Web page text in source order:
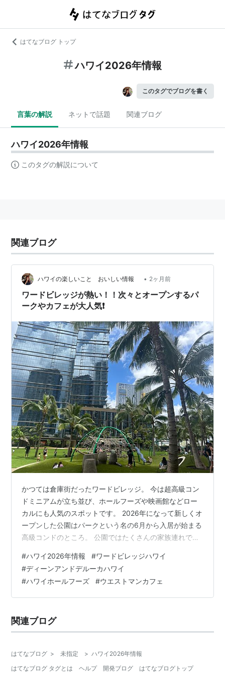
はてなブログ トップ
ハワイ2026年情報
このタグでブログを書く
言葉の解説 ネットで話題 関連ブログ
ハワイ2026年情報
このタグの解説について
関連ブログ
ハワイの楽しいこと おいしい情報 • 2ヶ月前
ワードビレッジが熱い！！次々とオープンするパ
ークやカフェが大人気❗️
かつては倉庫街だったワードビレッジ。 今は超高級コン
ドミニアムが立ち並び、ホールフーズや映画館などロー
カルにも人気のスポットです。 2026年になって新しくオ
ープンした公園はパークという名の6月から入居が始まる
高級コンドのところ。 公園ではたくさんの家族連れで遊
プルなどがたくさん！ そして、ついにウエストマンカフ
ェがオープンしました。（以前はワイキキ） 日曜日とあ
ってかなり賑わってました。週末はシャンパンなどを取
り入れたイベントをやっているみたいです。 DEAN &デ
された外観だったのが、やっと…
#ハワイ2026年情報 #ワードビレッジハワイ
#ディーンアンドデルーカハワイ
#ハワイホールフーズ #ウエストマンカフェ
関連ブログ
はてなブログ > 未指定 > ハワイ2026年情報
はてなブログ タグとは
ヘルプ 開発ブログ はてなブログトップ